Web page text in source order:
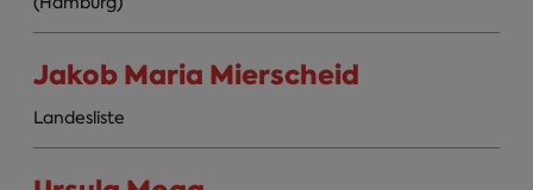
Jakob Maria Mierscheid
Landesliste